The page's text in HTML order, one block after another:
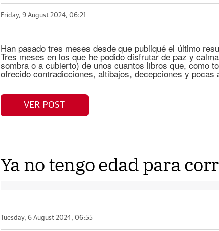
Friday, 9 August 2024, 06:21
Han pasado tres meses desde que publiqué el último
Tres meses en los que he podido disfrutar de paz y
sombra o a cubierto) de unos cuantos libros que, como
ofrecido contradicciones, altibajos, decepciones y
VER POST
Ya no tengo edad para
Tuesday, 6 August 2024, 06:55